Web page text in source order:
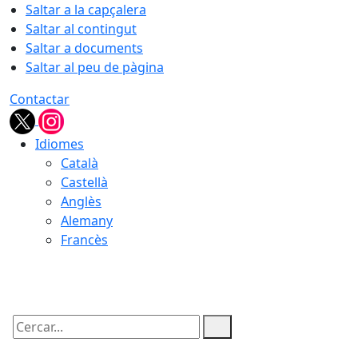
Saltar a la capçalera
Saltar al contingut
Saltar a documents
Saltar al peu de pàgina
Contactar
Idiomes
Català
Castellà
Anglès
Alemany
Francès
Cercar: